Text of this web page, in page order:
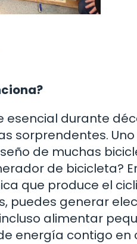
durante
sorprendentes.
de muchas
de bicicleta?
que produce el
puedes generar
alimentar
energía contigo en